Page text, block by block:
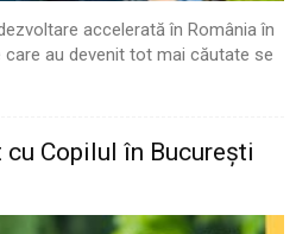
accelerată în România în
au devenit tot mai căutate se
Copilul în București